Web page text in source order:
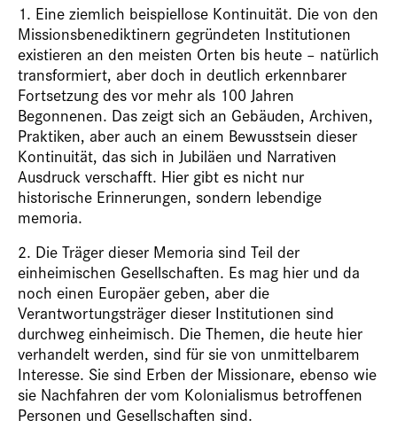
1. Eine ziemlich beispiellose Kontinuität. Die von den
Missionsbenediktinern gegründeten Institutionen
existieren an den meisten Orten bis heute – natürlich
transformiert, aber doch in deutlich erkennbarer
Fortsetzung des vor mehr als 100 Jahren
Begonnenen. Das zeigt sich an Gebäuden, Archiven,
Praktiken, aber auch an einem Bewusstsein dieser
Kontinuität, das sich in Jubiläen und Narrativen
Ausdruck verschafft. Hier gibt es nicht nur
historische Erinnerungen, sondern lebendige
memoria.
2. Die Träger dieser Memoria sind Teil der
einheimischen Gesellschaften. Es mag hier und da
noch einen Europäer geben, aber die
Verantwortungsträger dieser Institutionen sind
durchweg einheimisch. Die Themen, die heute hier
verhandelt werden, sind für sie von unmittelbarem
Interesse. Sie sind Erben der Missionare, ebenso wie
sie Nachfahren der vom Kolonialismus betroffenen
Personen und Gesellschaften sind.